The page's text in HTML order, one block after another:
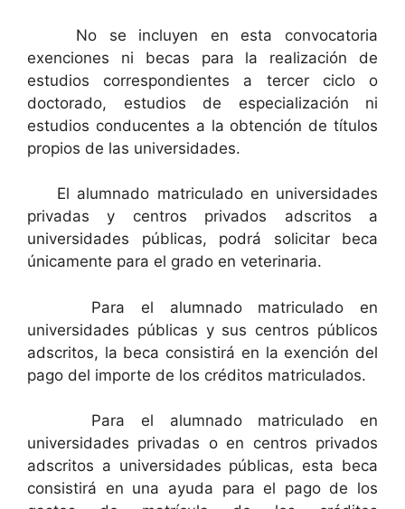
No se incluyen en esta convocatoria
exenciones ni becas para la realización de
estudios correspondientes a tercer ciclo o
doctorado, estudios de especialización ni
estudios conducentes a la obtención de títulos
propios de las universidades.
El alumnado matriculado en universidades
privadas y centros privados adscritos a
universidades públicas, podrá solicitar beca
únicamente para el grado en veterinaria.
Para el alumnado matriculado en
universidades públicas y sus centros públicos
adscritos, la beca consistirá en la exención del
pago del importe de los créditos matriculados.
Para el alumnado matriculado en
universidades privadas o en centros privados
adscritos a universidades públicas, esta beca
consistirá en una ayuda para el pago de los